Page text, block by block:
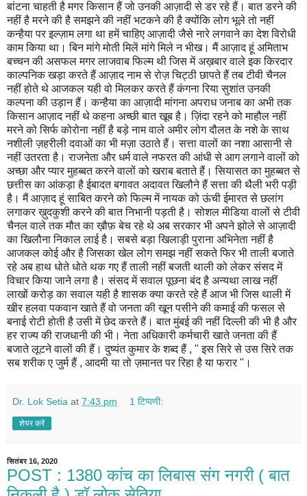
बांटना चाहती है मगर किसान हैं जो उनकी आज़ादी से डर रहे हैं। बात डरने की
नहीं है मरने की है समझने की नहीं भटकने की है क्योंकि लोग भूले तो नहीं
कन्हैया पर इल्ज़ाम लगा था हमें चाहिए आज़ादी जैसे नारे लगवाने का देश विरोधी
काम किया था। बिन मांगे मोती मिलें मांगे मिले न भीख। मैं आज़ाद हूं अमिताभ
बच्चन की असफल मगर लाजवाब फिल्म थी जिस में अख़बार वाले इक किरदार
काल्पनिक खड़ा करते हैं आज़ाद नाम से रोज़ चिट्ठी छापते हैं तब टीवी चैनल
नहीं होते थे आजकल यही वो मिलकर करते हैं कंगना रिया सुशांत उनकी
कल्पना की उड़ान हैं। कन्हैया का आज़ादी मांगना अपराध जनाब का अभी तक
किसान आज़ाद नहीं थे कहना अच्छी बात खूब है। ज़िंदा रहने को माहौल नहीं
मरने को सिर्फ कोरोना नहीं है बड़े नाम वाले अमीर लोग दौलत के नशे के साथ
नशीली ज़हरीली दवाओं का भी मज़ा उठाते हैं। सत्ता वालों का नशा आसानी से
नहीं उतरता है। राजनेता और धर्म वाले नफरत की आंधी से आग लगाने वालों को
अच्छा और प्यार मुहब्बत करने वालों को खराब बताते हैं। सियासत का मुहब्बत से
छत्तीस का आंकड़ा है ईबादत बगावत अदावत खिलौने हैं सत्ता की थैली भरी पड़ी
है। मैं आज़ाद हूं साबित करने को फिल्म में नायक को ऊंची ईमारत से छलांग
लगाकर ख़ुदकुशी करने की बात निभानी पड़ती है। सोशल मीडिया वालों से टीवी
चैनल वाले तक मौत का ख़ौफ़ बेच रहे थे अब सरकार भी अपने झोले से आज़ादी
का खिलौना निकाल लाई है। सबसे बड़ा खिलाड़ी पुराना अभिनेता नहीं है
आजकल कोई और है जिसका खेल लोग समझ नहीं सकते फिर भी ताली बजाते
रहे अब हाथ धोते धोते थक गए हैं ताली नहीं बजती थाली को लेकर संसद में
विचार किया जाने लगा है। संसद में सवाल पूछना बंद है अन्यथा लाख नहीं
लाखों करोड़ का सवाल यही है शासक क्या करते रहे हैं आज भी जिस थाली में
खीर हलवा पकवान खाते हैं वो जनता की खून पसीने की कमाई की फसल से
बनाई रोटी होती है उसी में छेद करते हैं। बात मुंबई की नहीं दिल्ली की भी है और
हर राज्य की राजधानी की भी। नेता अधिकारी कर्मचारी खाते जनता की हैं
बजाते लूटने वालों की हैं। दुष्यंत कुमार के शब्द हैं , " इस सिरे से उस सिरे तक
सब शरीक ए जुर्म हैं , आदमी या तो ज़मानत पर रिहा है या फरार "।
Dr. Lok Setia at 7:43 pm 1 टिप्पणी:
शेयर करें
सितंबर 16, 2020
POST : 1380 कांच का लिबास संग नगरी ( बात